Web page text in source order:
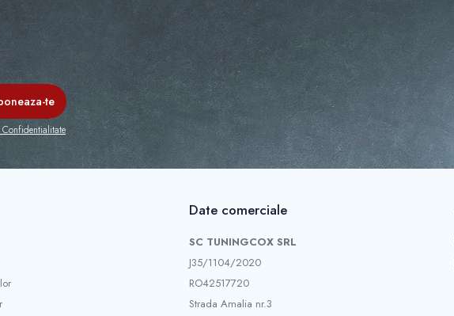
Date comerciale
SC TUNINGCOX SRL
J35/1104/2020
RO42517720
Strada Amalia nr.3